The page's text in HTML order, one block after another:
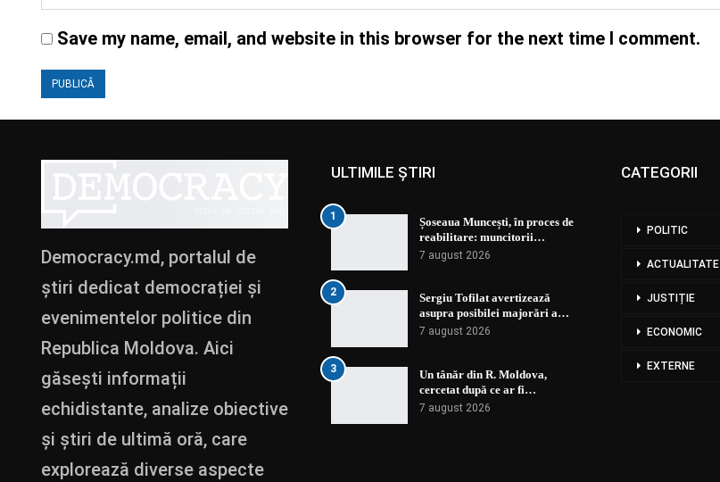
Save my name, email, and website in this browser for the next time I comment.
Democracy.md, portalul de
știri dedicat democrației și
evenimentelor politice din
Republica Moldova. Aici
găsești informații
echidistante, analize obiective
și știri de ultimă oră, care
explorează diverse aspecte
ULTIMILE ȘTIRI
1
Șoseaua Muncești, în proces de
reabilitare: muncitorii…
7 august 2026
2
Sergiu Tofilat avertizează
asupra posibilei majorări a…
7 august 2026
3
Un tânăr din R. Moldova,
cercetat după ce ar fi…
7 august 2026
CATEGORII
POLITIC
ACTUALITATE
JUSTIȚIE
ECONOMIC
EXTERNE